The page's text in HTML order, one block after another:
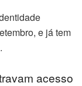
e já tem
acesso